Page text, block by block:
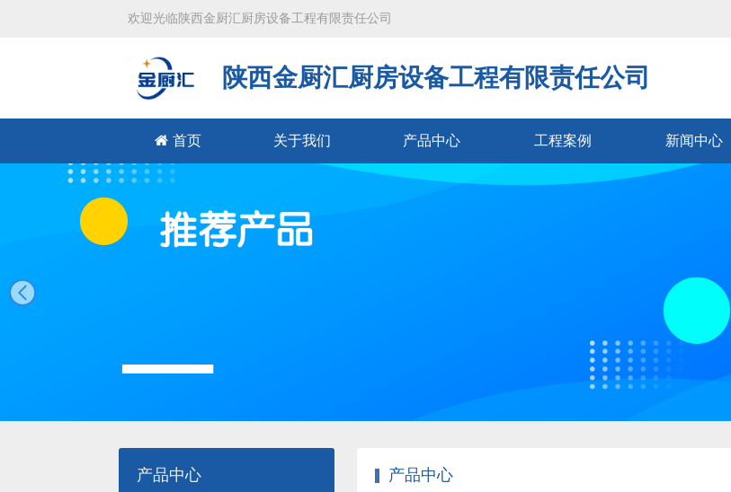
欢迎光临陕西金厨汇厨房设备工程有限责任公司
陕西金厨汇厨房设备工程有限责任公司
首页 关于我们 产品中心 工程案例 新闻中心
产品中心 产品中心